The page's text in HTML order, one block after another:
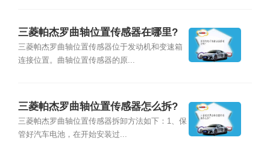
三菱帕杰罗曲轴位置传感器在哪里?
三菱帕杰罗曲轴位置传感器位于发动机和变速箱
连接位置。曲轴位置传感器的原...
三菱帕杰罗曲轴位置传感器怎么拆?
三菱帕杰罗曲轴位置传感器拆卸方法如下：1、保
管好汽车电池，在开始安装过...